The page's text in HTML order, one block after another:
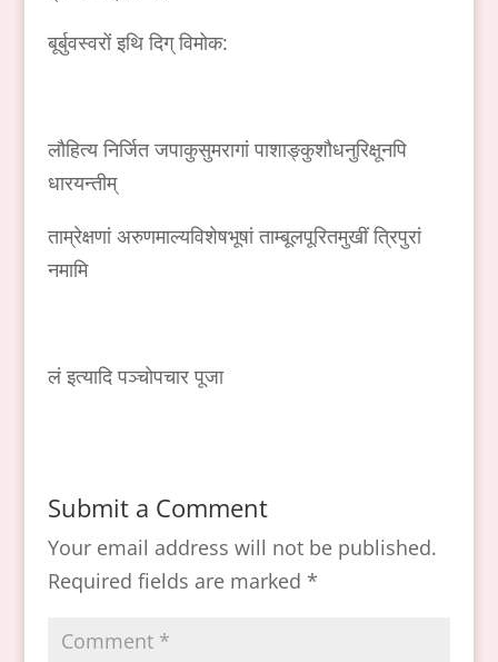
बूर्बुवस्वरों इथि दिग् विमोक:
लौहित्य निर्जित जपाकुसुमरागां पाशाङ्कुशौधनुरिक्षूनपि
धारयन्तीम्
ताम्रेक्षणां अरुणमाल्यविशेषभूषां ताम्बूलपूरितमुखीं त्रिपुरां
नमामि
लं इत्यादि पञ्चोपचार पूजा
Submit a Comment
Your email address will not be published.
Required fields are marked *